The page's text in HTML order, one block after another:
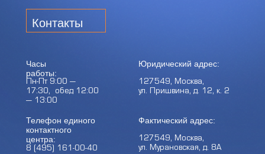
Контакты
Фактический адрес:
127549, Москва,
ул. Мурановская, д. 8А
Телефон единого
контактного
центра:
8 (495) 161-00-40
Юридический адрес:
127549, Москва,
ул. Пришвина, д. 12, к. 2
Часы
работы:
Пн-Пт 9:00 —
17:30, обед 12:00
— 13:00